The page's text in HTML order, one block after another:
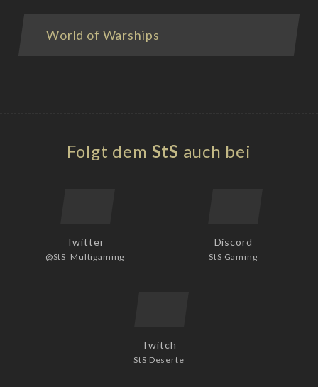
World of Warships
Folgt dem StS auch bei
Twitter
@StS_Multigaming
Discord
StS Gaming
Twitch
StS Deserte